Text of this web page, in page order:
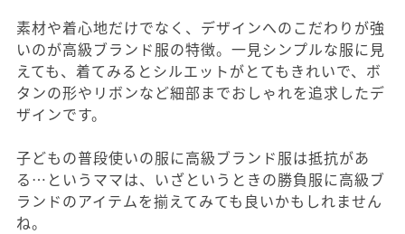
素材や着心地だけでなく、デザインへのこだわりが強
いのが高級ブランド服の特徴。一見シンプルな服に見
えても、着てみるとシルエットがとてもきれいで、ボ
タンの形やリボンなど細部までおしゃれを追求したデ
ザインです。
子どもの普段使いの服に高級ブランド服は抵抗があ
る…というママは、いざというときの勝負服に高級ブ
ランドのアイテムを揃えてみても良いかもしれません
ね。